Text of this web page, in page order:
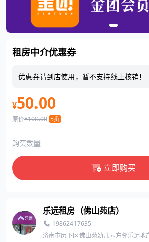
租房中介优惠券
优惠券请到店使用，暂不支持线上核销！
¥50.00
原价¥100.00 5折
购买数量
立即购买
乐远租房（佛山苑店）
19862417635
济南市历下区佛山苑幼儿园东邻乐远地